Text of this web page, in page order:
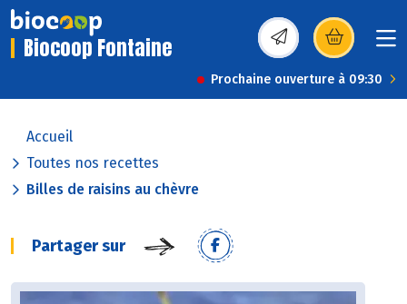
Biocoop Fontaine (s’ouvre dans une
Prochaine ouverture à 09:30
Accueil
Toutes nos recettes
Billes de raisins au chèvre
Partager sur